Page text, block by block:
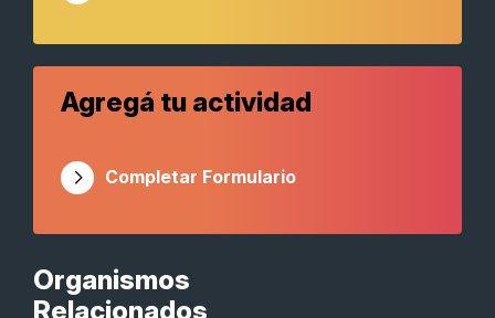
Organismos
Relacionados
Agregá tu actividad
Completar Formulario